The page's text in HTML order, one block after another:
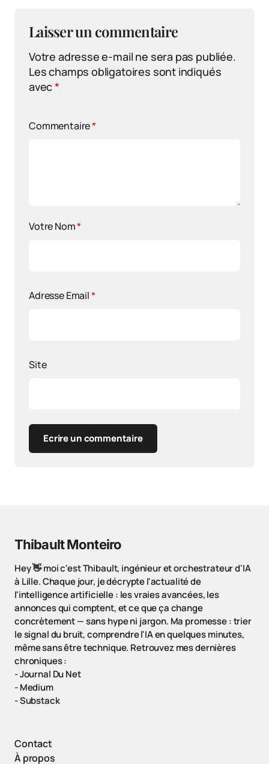
Laisser un commentaire
Votre adresse e-mail ne sera pas publiée.
Les champs obligatoires sont indiqués
avec*
Commentaire*
Votre Nom*
Adresse Email*
Site
Ecrire un commentaire
Thibault Monteiro
Hey 👋 moi c'est Thibault, ingénieur et orchestrateur d'IA
à Lille. Chaque jour, je décrypte l'actualité de
l'intelligence artificielle : les vraies avancées, les
annonces qui comptent, et ce que ça change
concrètement — sans hype ni jargon. Ma promesse : trier
le signal du bruit, comprendre l'IA en quelques minutes,
même sans être technique. Retrouvez mes dernières
chroniques :
-Journal Du Net
-Medium
-Substack
Contact
À propos